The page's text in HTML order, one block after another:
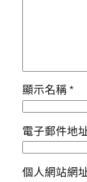
顯示名稱*
電子郵件地
個人網站網